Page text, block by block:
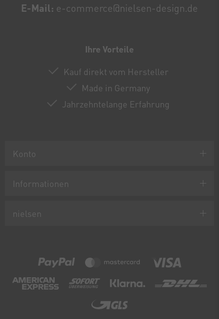
E-Mail: e-commerce@nielsen-design.de
Ihre Vorteile
Kauf direkt vom Hersteller
Made in Germany
Jahrzehntelange Erfahrung
Konto
Informationen
nielsen